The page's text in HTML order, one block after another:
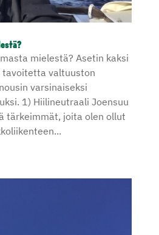
mielestä? Asetin kaksi
valtuuston
varsinaiseksi
1) Hiilineutraali Joensuu
tärkeimmät, joita olen ollut